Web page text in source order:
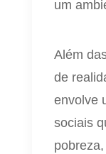
um
Além
de
envolve
sociais